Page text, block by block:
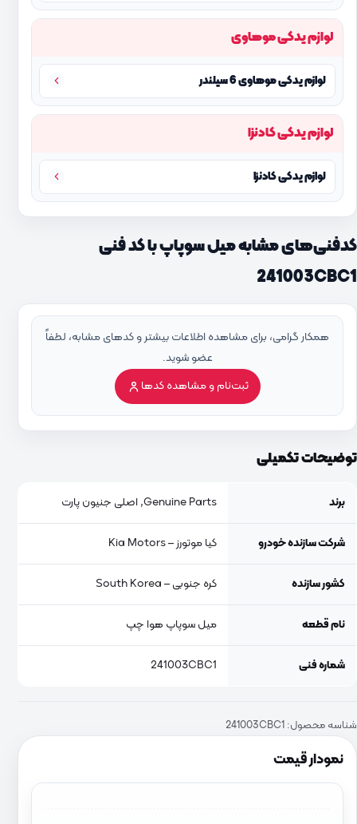
نمودار قیمت
لوازم یدکی موهاوی
لوازم یدکی موهاوی 6 سیلندر
لوازم یدکی کادنزا
لوازم یدکی کادنزا
کدفنی‌های مشابه میل سوپاپ با کد فنی
241003CBC1
همکار گرامی، برای مشاهده اطلاعات بیشتر و کدهای مشابه، لطفاً
عضو شوید.
ثبت‌نام و مشاهده کدها
توضیحات تکمیلی
برند Genuine Parts, اصلی جنیون پارت
شرکت سازنده خودرو کیا موتورز – Kia Motors
کشور سازنده کره جنوبی – South Korea
نام قطعه میل سوپاپ هوا چپ
شماره فنی 241003CBC1
شناسه محصول: 241003CBC1